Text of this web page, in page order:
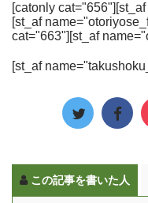
[catonly
[st_af
cat="663"][st_af
[st_af
この記事を書いた人